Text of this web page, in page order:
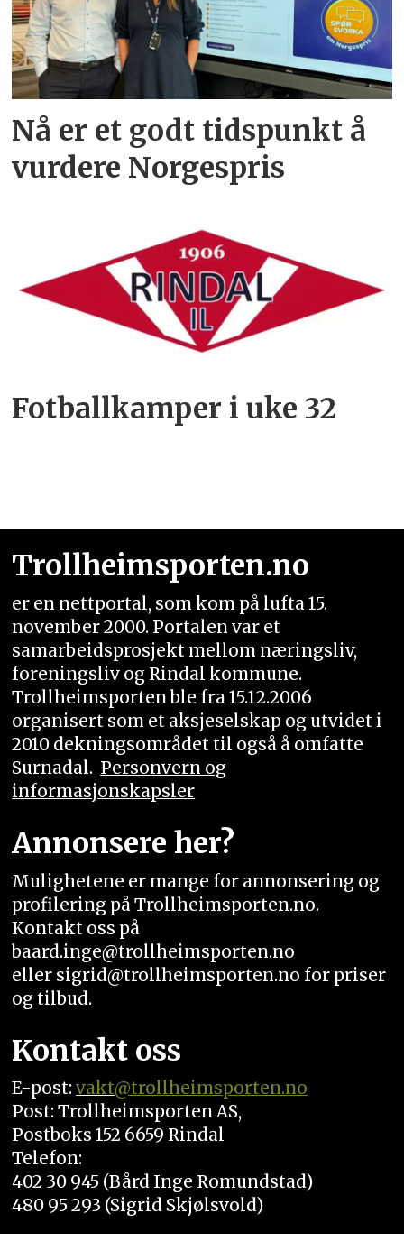
Nå er et godt tidspunkt å
vurdere Norgespris
Fotballkamper i uke 32
Trollheimsporten.no
er en nettportal, som kom på lufta 15.
november 2000. Portalen var et
samarbeidsprosjekt mellom næringsliv,
foreningsliv og Rindal kommune.
Trollheimsporten ble fra 15.12.2006
organisert som et aksjeselskap og utvidet i
2010 dekningsområdet til også å omfatte
Surnadal. Personvern og
informasjonskapsler
Annonsere her?
Mulighetene er mange for annonsering og
profilering på Trollheimsporten.no.
Kontakt oss på
baard.inge@trollheimsporten.no
eller sigrid@trollheimsporten.no for priser
og tilbud.
Kontakt oss
E-post:vakt@trollheimsporten.no
Post: Trollheimsporten AS,
Postboks 152 6659 Rindal
Telefon:
402 30 945 (Bård Inge Romundstad)
480 95 293 (Sigrid Skjølsvold)